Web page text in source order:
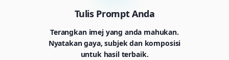
Tulis Prompt Anda
Terangkan imej yang anda mahukan.
Nyatakan gaya, subjek dan komposisi
untuk hasil terbaik.